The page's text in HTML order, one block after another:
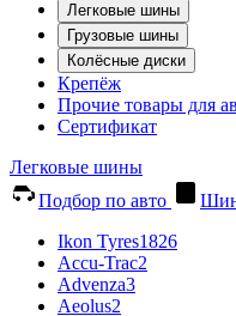
Легковые шины
Грузовые шины
Колёсные диски
Крепёж
Прочие товары для
Сертификат
Легковые шины
Подбор по авто
Ikon Tyres1826
Accu-Trac2
Advenza3
Aeolus2